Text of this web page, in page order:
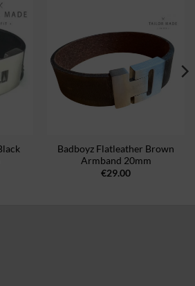
Badboyz Flatleather Brown
Armband 20mm
€29.00